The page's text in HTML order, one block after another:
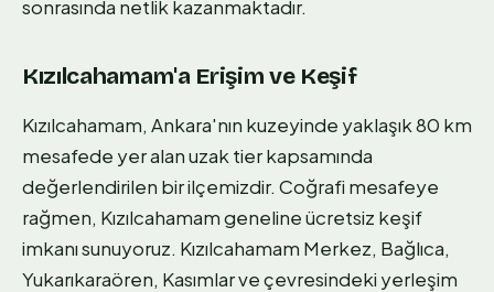
sonrasında netlik kazanmaktadır.
Kızılcahamam'a Erişim ve Keşif
Kızılcahamam, Ankara'nın kuzeyinde yaklaşık 80 km
mesafede yer alan uzak tier kapsamında
değerlendirilen bir ilçemizdir. Coğrafi mesafeye
rağmen, Kızılcahamam geneline ücretsiz keşif
imkanı sunuyoruz. Kızılcahamam Merkez, Bağlıca,
Yukarıkaraören, Kasımlar ve çevresindeki yerleşim